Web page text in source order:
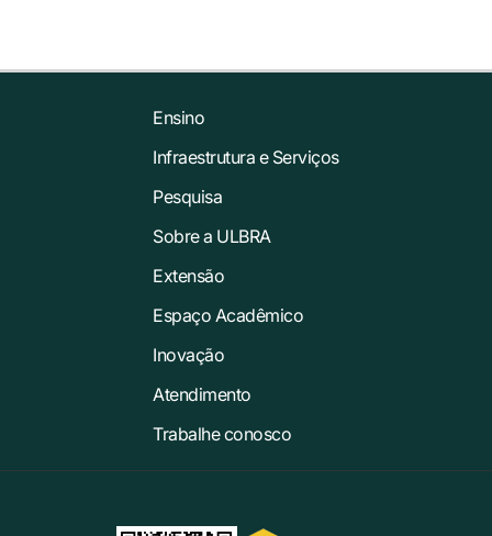
Ensino
Infraestrutura e Serviços
Pesquisa
Sobre a ULBRA
Extensão
Espaço Acadêmico
Inovação
Atendimento
Trabalhe conosco